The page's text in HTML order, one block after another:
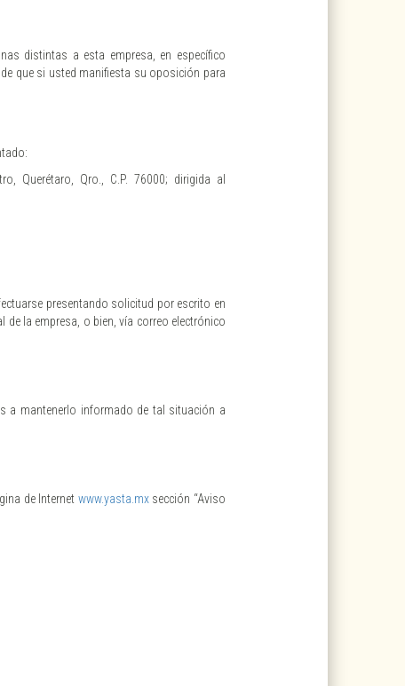
distintas a esta empresa, en específico
que si usted manifiesta su oposición para
Querétaro, Qro., C.P. 76000; dirigida al
presentando solicitud por escrito en
de la empresa, o bien, vía correo electrónico
a mantenerlo informado de tal situación a
de Internet www.yasta.mxsección “Aviso